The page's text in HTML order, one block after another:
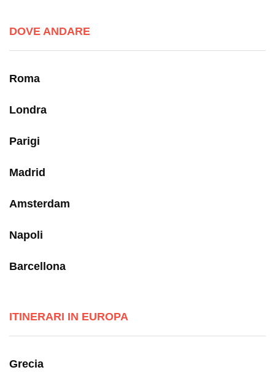
DOVE ANDARE
Roma
Londra
Parigi
Madrid
Amsterdam
Napoli
Barcellona
ITINERARI IN EUROPA
Grecia